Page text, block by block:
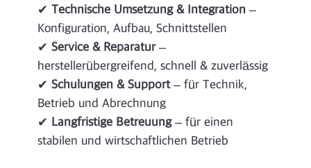
✔Technische Umsetzung & Integration –
Konfiguration, Aufbau, Schnittstellen
✔Service & Reparatur–
herstellerübergreifend, schnell & zuverlässig
✔Schulungen & Support– für Technik,
Betrieb und Abrechnung
✔ Langfristige Betreuung– für einen
stabilen und wirtschaftlichen Betrieb